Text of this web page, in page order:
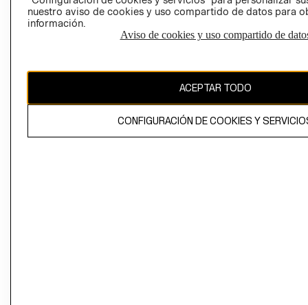
CAMBIAR REGIÓN
propiedad de H&M Hennes & Mauritz AB
nuestro aviso de cookies y uso compartido de datos para
información.
Aviso de cookies y uso compartido de
ACEPTAR TODO
CONFIGURACIÓN DE COOKIES Y